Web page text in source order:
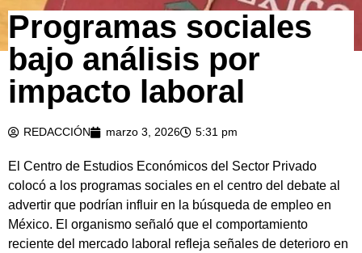
Programas sociales
bajo análisis por
impacto laboral
REDACCIÓN marzo 3, 2026 5:31 pm
El Centro de Estudios Económicos del Sector Privado
colocó a los programas sociales en el centro del debate al
advertir que podrían influir en la búsqueda de empleo en
México. El organismo señaló que el comportamiento
reciente del mercado laboral refleja señales de deterioro en